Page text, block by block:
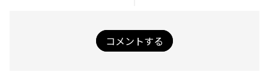
コメントする